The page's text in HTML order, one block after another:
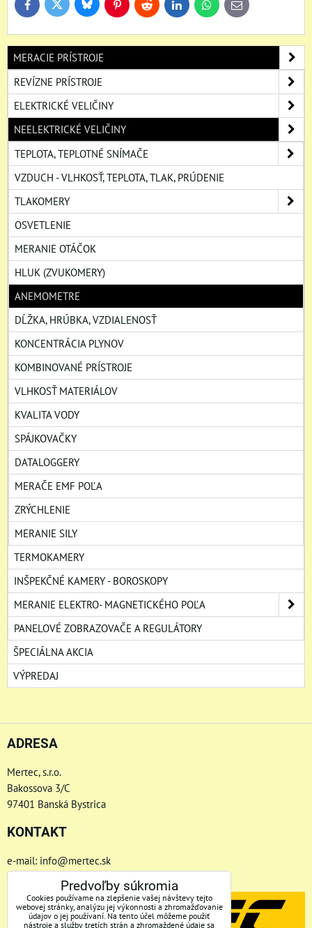
FacebookTwitter BlueskyPinterestReddit LinkedInWhatsApp
E-
mail
MERACIE PRÍSTROJE
REVÍZNE PRÍSTROJE
ELEKTRICKÉ VELIČINY
NEELEKTRICKÉ VELIČINY
TEPLOTA, TEPLOTNÉ SNÍMAČE
VZDUCH - VLHKOSŤ, TEPLOTA, TLAK, PRÚDENIE
TLAKOMERY
OSVETLENIE
MERANIE OTÁČOK
HLUK (ZVUKOMERY)
ANEMOMETRE
DĹŽKA, HRÚBKA, VZDIALENOSŤ
KONCENTRÁCIA PLYNOV
KOMBINOVANÉ PRÍSTROJE
VLHKOSŤ MATERIÁLOV
KVALITA VODY
SPÁJKOVAČKY
DATALOGGERY
MERAČE EMF POĽA
ZRÝCHLENIE
MERANIE SILY
TERMOKAMERY
INŠPEKČNÉ KAMERY - BOROSKOPY
MERANIE ELEKTRO- MAGNETICKÉHO POĽA
PANELOVÉ ZOBRAZOVAČE A REGULÁTORY
ŠPECIÁLNA AKCIA
VÝPREDAJ
ADRESA
Mertec, s.r.o.
Bakossova 3/C
97401 Banská Bystrica
KONTAKT
e-mail: info@mertec.sk
Telefón: +421 48-4800 791
Predvoľby súkromia
Cookies používame na zlepšenie vašej návštevy tejto
webovej stránky, analýzu jej výkonnosti a zhromažďovanie
údajov o jej používaní. Na tento účel môžeme použiť
nástroje a služby tretích strán a zhromaždené údaje sa